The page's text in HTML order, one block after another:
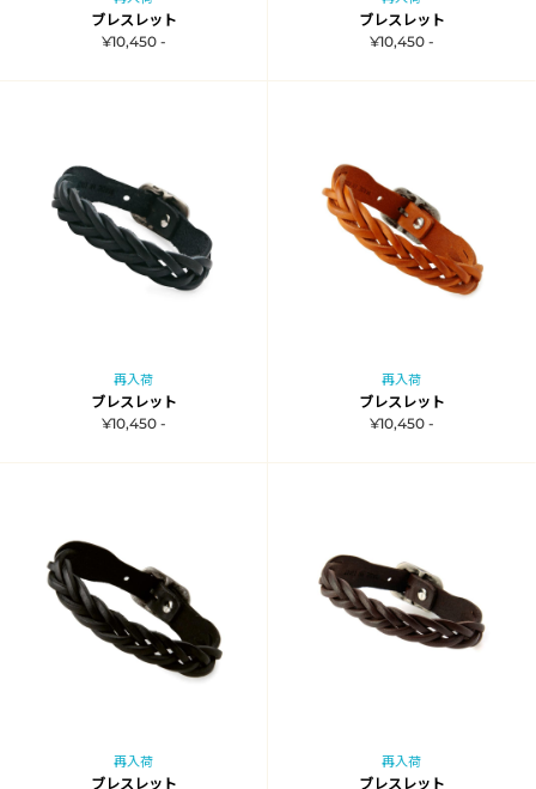
ブレスレット
¥10,450 -
ブレスレット
¥10,450 -
再入荷
ブレスレット
¥10,450 -
再入荷
ブレスレット
¥10,450 -
再入荷
ブレスレット
再入荷
ブレスレット